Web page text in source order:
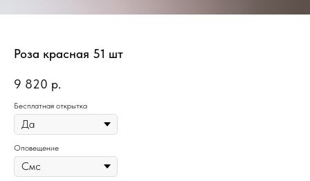
Роза красная 51 шт
9 820 р.
Бесплатная открытка
Оповещение